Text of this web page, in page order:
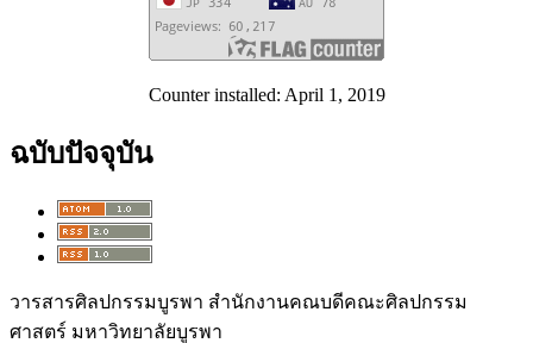
Counter installed: April 1, 2019
ฉบับปัจจุบัน
วารสารศิลปกรรมบูรพา สำนักงานคณบดีคณะศิลปกรรม
ศาสตร์ มหาวิทยาลัยบูรพา